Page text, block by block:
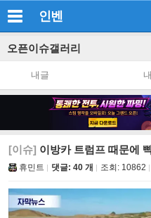
인벤
오픈이슈갤러리
내글
[이슈] 이방카 트럼프 때문에
휴민트 댓글: 40 개 조회: 10862